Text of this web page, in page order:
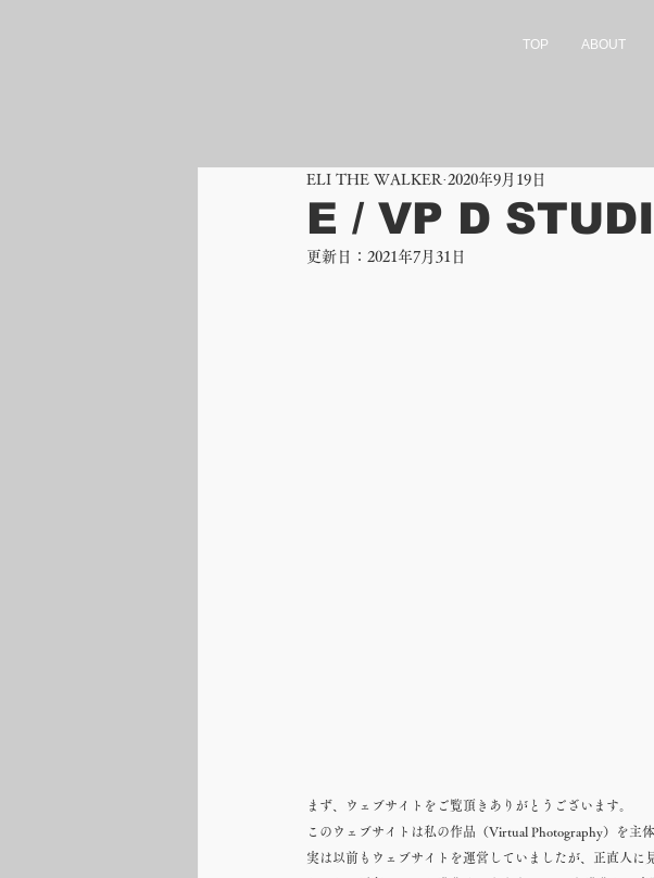
TOP ABOUT
E / VP D
ELI THE WALKER 2020年9月19日
更新日： 2021年7月31日
まず、ウェブサイトをご覧頂きありがとうございます。
このウェブサイトは私の作品（Virtual Photography）を主
実は以前もウェブサイトを運営していましたが、正直人に